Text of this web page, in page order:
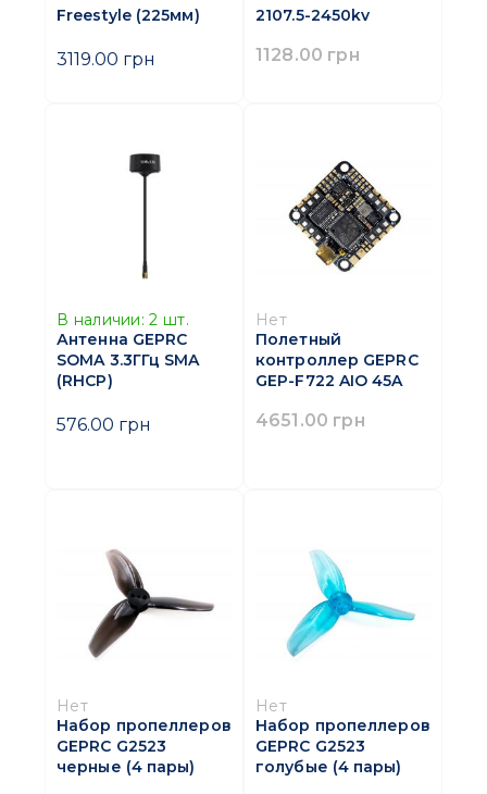
Freestyle (225мм)
3119.00 грн
2107.5-2450kv
1128.00 грн
В наличии: 2 шт.
Антенна GEPRC
SOMA 3.3ГГц SMA
(RHCP)
576.00 грн
Нет
Полетный
контроллер GEPRC
GEP-F722 AIO 45A
4651.00 грн
Нет
Набор пропеллеров
GEPRC G2523
черные (4 пары)
Нет
Набор пропеллеров
GEPRC G2523
голубые (4 пары)